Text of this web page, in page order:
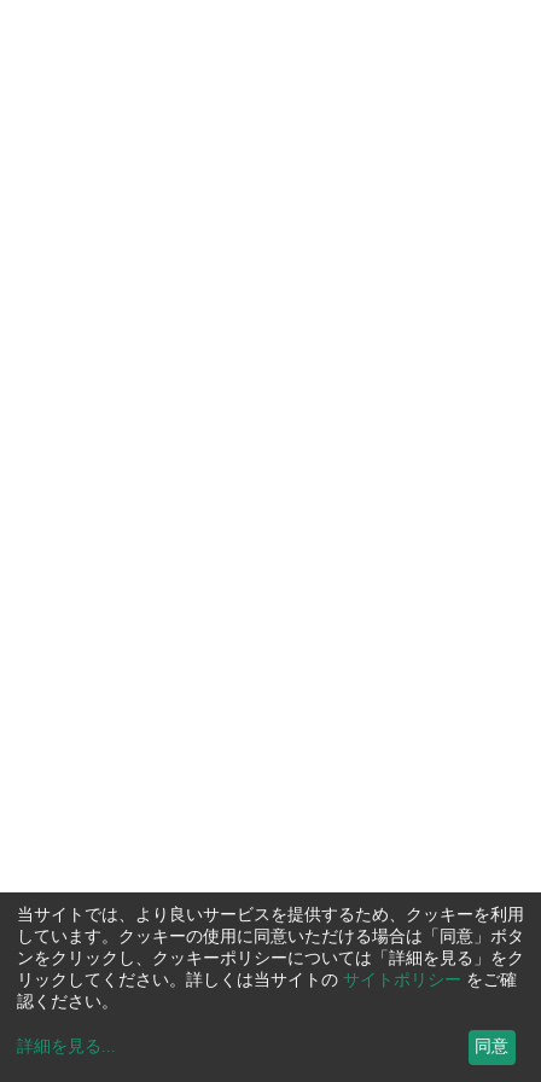
当サイトでは、より良いサービスを提供するため、クッキーを利用
しています。クッキーの使用に同意いただける場合は「同意」ボタ
ンをクリックし、クッキーポリシーについては「詳細を見る」をク
リックしてください。詳しくは当サイトの サイトポリシー をご確
認ください。
詳細を見る ... 同意